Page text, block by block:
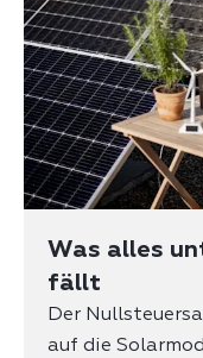
Was alles
fällt
Der
auf die